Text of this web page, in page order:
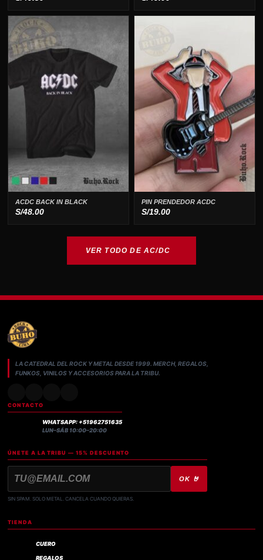
ACDC BACK IN BLACK
S/48.00
PIN PRENDEDOR ACDC
S/19.00
VER TODO DE AC/DC
LA CATEDRAL DEL ROCK Y METAL DESDE 1999. MERCH, REGALOS,
FUNKOS, VINILOS Y ACCESORIOS PARA LA TRIBU.
CONTACTO
WHATSAPP: +51962751635
LUN–SÁB 10:00–20:00
ÚNETE A LA TRIBU — 15% DESCUENTO
OK 🤘
SIN SPAM. SOLO METAL. CANCELA CUANDO QUIERAS.
TIENDA
CUERO
REGALOS